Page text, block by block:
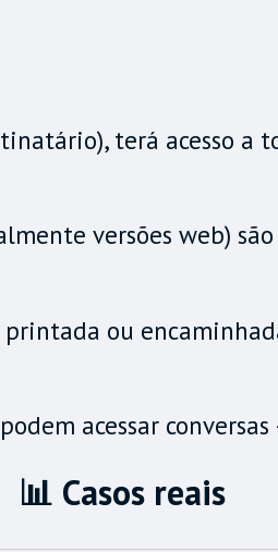
terá acesso a
versões web)
printada ou
acessar
📊 Casos reais